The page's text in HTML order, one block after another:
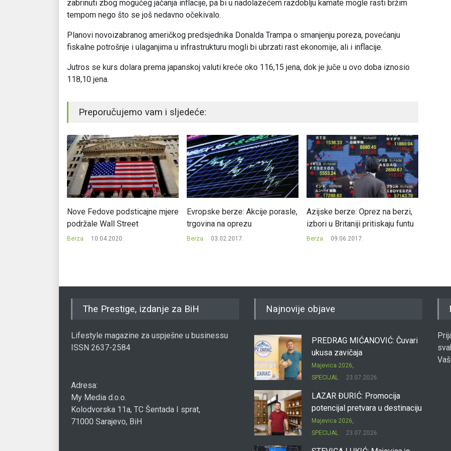
zabrinuti zbog mogućeg jačanja inflacije, pa bi u nadolazećem razdoblju kamate mogle rasti bržim
tempom nego što se još nedavno očekivalo.
Planovi novoizabranog američkog predsjednika Donalda Trampa o smanjenju poreza, povećanju
fiskalne potrošnje i ulaganjima u infrastrukturu mogli bi ubrzati rast ekonomije, ali i inflacije.
Jutros se kurs dolara prema japanskoj valuti kreće oko 116,15 jena, dok je juče u ovo doba iznosio
118,10 jena.
Preporučujemo vam i sljedeće:
Nove Fedove podsticajne mjere
podržale Wall Street
Berza 10.04.2020.
Evropske berze: Akcije porasle,
trgovina na oprezu
Berza 03.02.2017.
Azijske berze: Oprez na berzi,
izbori u Britaniji pritiskaju funtu
Berza 09.06.2017.
The Prestige, izdanje za BiH
Lifestyle magazine za uspješne u businessu
ISSN 2637-2584
Adresa:
My Media d.o.o.
Kolodvorska 11a, TC Šentada I sprat,
71000 Sarajevo, BiH
Najnovije objave
PREDRAG MIĆANOVIĆ: Čuvari
ukusa zavičaja
Majevica 2026
SPECIJAL
23.07.2026.
LAZAR ĐURIĆ: Promocija
potencijal pretvara u destinaciju
Majevica 2026
SPECIJAL
23.07.2026.